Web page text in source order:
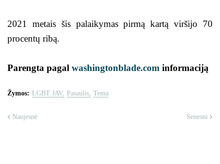
2021 metais šis palaikymas pirmą kartą viršijo 70
procentų ribą.
Parengta pagal washingtonblade.com informaciją
Žymos: LGBT JAV Pasaulis Tema
Naujesnė Senesni